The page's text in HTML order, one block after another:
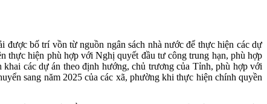
bố trí vồn từ nguồn ngân sách nhà nước để thực hiện các dự
thực hiện phù hợp với Nghị quyết đầu tư công trung hạn, phù hợp
các dự án theo định hướng, chủ trương của Tỉnh, phù hợp với
sang năm 2025 của các xã, phường khi thực hiện chính quyền